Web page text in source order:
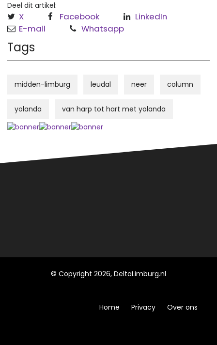
Deel dit artikel:
X Facebook
LinkedIn
E-mail
Whatsapp
Tags
midden-limburg leudal neer column
yolanda van harp tot hart met yolanda
© Copyright 2026, DeltaLimburg.nl
Home Privacy Over ons